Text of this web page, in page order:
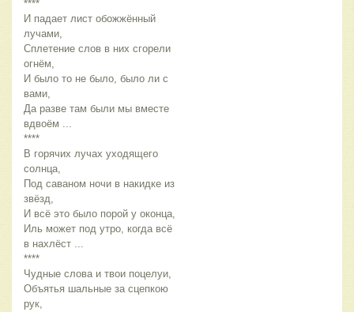
****
И падает лист обожжённый
лучами,
Сплетение слов в них сгорели
огнём,
И было то не было, было ли с
вами,
Да разве там были мы вместе
вдвоём ...
****
В горячих лучах уходящего
солнца,
Под саваном ночи в накидке из
звёзд,
И всё это было порой у оконца,
Иль может под утро, когда всё
в нахлёст ...
****
Чудные слова и твои поцелуи,
Объятья шальные за сцепкою
рук,